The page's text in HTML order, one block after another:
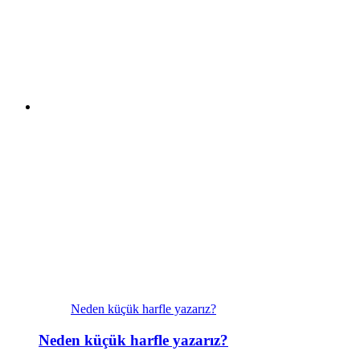
Neden küçük harfle yazarız?
Neden küçük harfle yazarız?